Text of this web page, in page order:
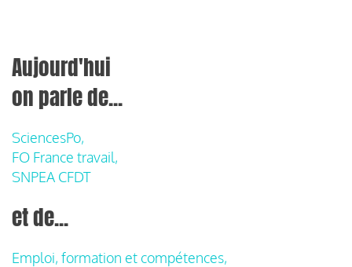
Aujourd'hui
on parle de...
SciencesPo,
FO France travail,
SNPEA CFDT
et de...
Emploi, formation et compétences,